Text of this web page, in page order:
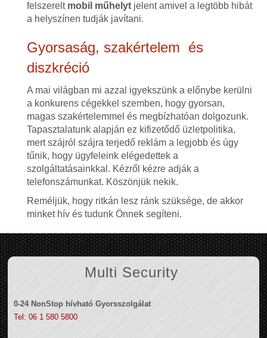
felszerelt mobil műhelytjelent amivel a legtöbb hibát
a helyszínen tudják javítani.
Gyorsaság, szakértelem és
diszkréció
A mai világban mi azzal igyekszünk a előnybe kerülni
a konkurens cégekkel szemben, hogy gyorsan,
magas szakértelemmel és megbízhatóan dolgozunk.
Tapasztalatunk alapján ez kifizetődő üzletpolitika,
mert szájról szájra terjedő reklám a legjobb és úgy
tűnik, hogy ügyfeleink elégedettek a
szolgáltatásainkkal. Kézről kézre adják a
telefonszámunkat. Köszönjük nekik.
Reméljük, hogy ritkán lesz ránk szüksége, de akkor
minket hív és tudunk Önnek segíteni.
Multi Security
0-24 NonStop hívható Gyorsszolgálat
Tel: 06 1 580 5800